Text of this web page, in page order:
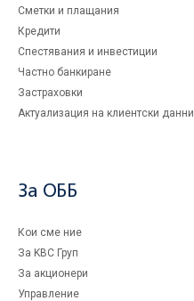
Сметки и плащания
Кредити
Спестявания и инвестиции
Частно банкиране
Застраховки
Актуализация на клиентски данни
За ОББ
Кои сме ние
За KBC Груп
За акционери
Управление